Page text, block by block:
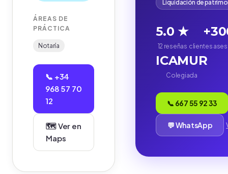
ÁREAS DE
PRÁCTICA
Notaría
📞 +34
968 57 70
12
🗺️ Ver en
Maps
Liquidación de
5.0 ★
12 reseñas clientes
ICAMUR
Colegiada
📞 667 55 92 33
💬 WhatsApp